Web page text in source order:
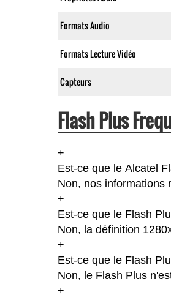
Formats Audio
Formats Lecture Vidéo
Capteurs
Flash Plus
+
Est-ce que le Alcatel
Non, nos informations
+
Est-ce que le Flash
Non, la définition
+
Est-ce que le Flash
Non, le Flash Plus
+